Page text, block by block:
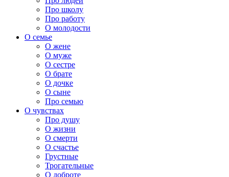
Про школу
Про работу
О молодости
О семье
О жене
О муже
О сестре
О брате
О дочке
О сыне
Про семью
О чувствах
Про душу
О жизни
О смерти
О счастье
Грустные
Трогательные
О доброте